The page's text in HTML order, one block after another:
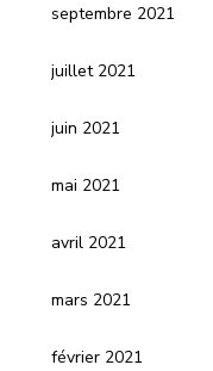
septembre 2021
juillet 2021
juin 2021
mai 2021
avril 2021
mars 2021
février 2021